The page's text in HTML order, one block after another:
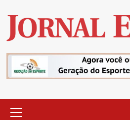
content
Menu